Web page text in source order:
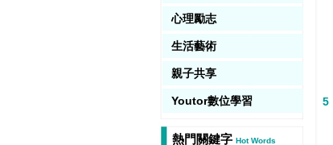
心理勵志
生活藝術
親子共享
Youtor數位學習
熱門關鍵字 Hot Words
5